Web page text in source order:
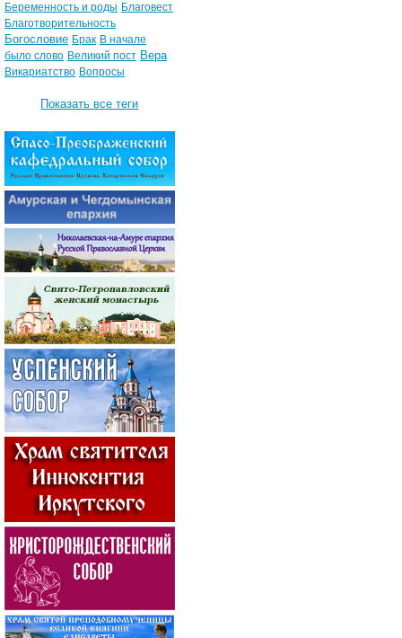
Беременность и роды Благовест
Благотворительность
Богословие Брак В начале
было слово Великий пост Вера
Викариатство Вопросы
Показать все теги